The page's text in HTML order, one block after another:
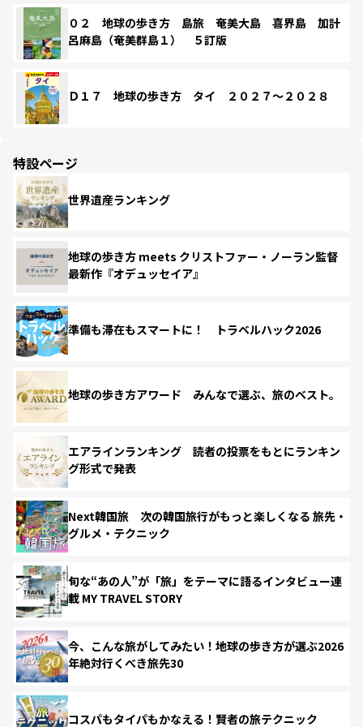
０２ 地球の歩き方 島旅 奄美大島 喜界島 加計
呂麻島（奄美群島１） ５訂版
Ｄ１７ 地球の歩き方 タイ ２０２７～２０２８
特設ページ
世界遺産ランキング
地球の歩き方 meets クリストファー・ノーラン監督
最新作『オデュッセイア』
準備も滞在もスマートに！ トラベルハック2026
地球の歩き方アワード みんなで選ぶ、旅のベスト。
エアラインランキング 読者の投票をもとにランキン
グ形式で発表
Next韓国旅 次の韓国旅行がもっと楽しくなる 旅先・
グルメ・テクニック
旬な“あの人”が「旅」をテーマに語るインタビュー連
載 MY TRAVEL STORY
今、こんな旅がしてみたい！地球の歩き方が選ぶ2026
年絶対行くべき旅先30
コスパもタイパもかなえる！賢者の旅テクニック